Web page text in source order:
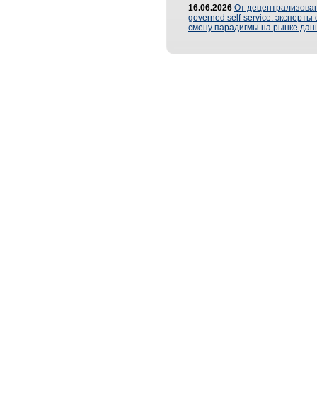
16.06.2026 От
governed self-service: эксперты
смену парадигмы на рынке